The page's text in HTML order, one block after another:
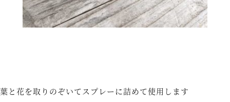
葉と花を取りのぞいてスプレーに詰めて使用します